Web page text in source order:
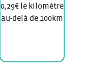
0,29€ le kilomètre
au-delà de 100km